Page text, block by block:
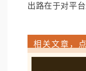
出路在于对平
相关文章，